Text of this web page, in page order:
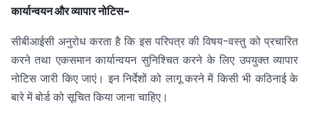
कार्यान्वयन और व्यापार नोटिस-
सीबीआईसी अनुरोध करता है कि इस परिपत्र की विषय-वस्तु को प्रचारित
करने तथा एकसमान कार्यान्वयन सुनिश्चित करने के लिए उपयुक्त व्यापार
नोटिस जारी किए जाएं। इन निर्देशों को लागू करने में किसी भी कठिनाई के
बारे में बोर्ड को सूचित किया जाना चाहिए।